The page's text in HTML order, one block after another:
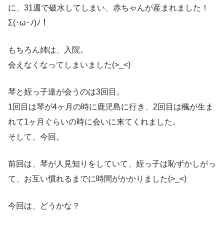
に、31週で破水してしまい、赤ちゃんが産まれました！
Σ(･ω･ﾉ)ﾉ！
もちろん姉は、入院。
会えなくなってしまいました(>_<)
琴と姪っ子達が会うのは3回目。
1回目は琴が4ヶ月の時に鹿児島に行き、2回目は楓が生ま
れて1ヶ月ぐらいの時に会いに来てくれました。
そして、今回。
前回は、琴が人見知りをしていて、姪っ子は恥ずかしがっ
て、お互い慣れるまでに時間がかかりました(>_<)
今回は、どうかな？